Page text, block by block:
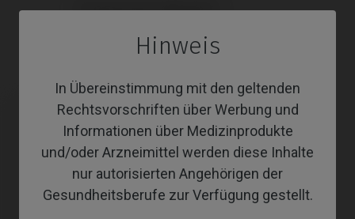
Hinweis
In Übereinstimmung mit den geltenden
Rechtsvorschriften über Werbung und
Informationen über Medizinprodukte
und/oder Arzneimittel werden diese Inhalte
nur autorisierten Angehörigen der
Gesundheitsberufe zur Verfügung gestellt.
                      Provisorisches Abutment